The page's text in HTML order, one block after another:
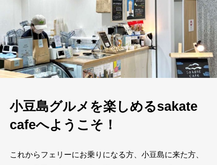
小豆島グルメを楽しめるsakate
cafeへようこそ！
これからフェリーにお乗りになる方、小豆島に来た方、